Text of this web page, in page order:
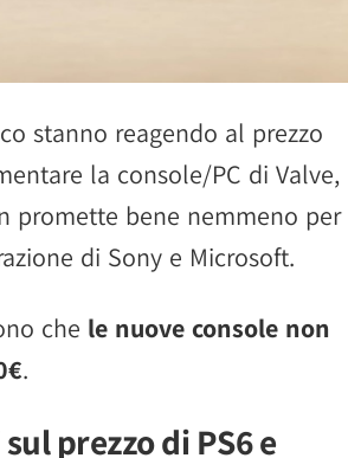
stanno reagendo al prezzo
la console/PC di Valve,
promette bene nemmeno per
di Sony e Microsoft.
che le nuove console non
.
prezzo di PS6 e